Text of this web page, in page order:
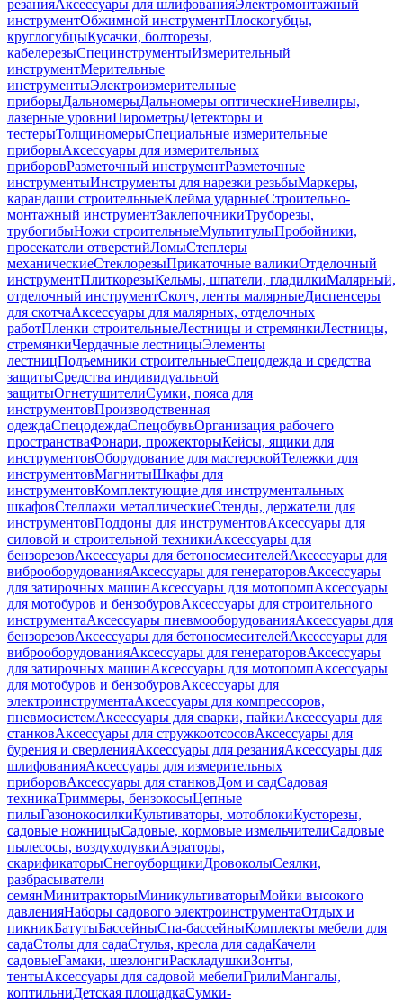
резанияАксессуары для шлифованияЭлектромонтажный
инструментОбжимной инструментПлоскогубцы,
круглогубцыКусачки, болторезы,
кабелерезыСпецинструментыИзмерительный
инструментМерительные
инструментыЭлектроизмерительные
приборыДальномерыДальномеры оптическиеНивелиры,
лазерные уровниПирометрыДетекторы и
тестерыТолщиномерыСпециальные измерительные
приборыАксессуары для измерительных
приборовРазметочный инструментРазметочные
инструментыИнструменты для нарезки резьбыМаркеры,
карандаши строительныеКлейма ударныеСтроительно-
монтажный инструментЗаклепочникиТруборезы,
трубогибыНожи строительныеМультитулыПробойники,
просекатели отверстийЛомыСтеплеры
механическиеСтеклорезыПрикаточные валикиОтделочный
инструментПлиткорезыКельмы, шпатели, гладилкиМалярный,
отделочный инструментСкотч, ленты малярныеДиспенсеры
для скотчаАксессуары для малярных, отделочных
работПленки строительныеЛестницы и стремянкиЛестницы,
стремянкиЧердачные лестницыЭлементы
лестницПодъемники строительныеСпецодежда и средства
защитыСредства индивидуальной
защитыОгнетушителиСумки, пояса для
инструментовПроизводственная
одеждаСпецодеждаСпецобувьОрганизация рабочего
пространстваФонари, прожекторыКейсы, ящики для
инструментовОборудование для мастерскойТележки для
инструментовМагнитыШкафы для
инструментовКомплектующие для инструментальных
шкафовСтеллажи металлическиеСтенды, держатели для
инструментовПоддоны для инструментовАксессуары для
силовой и строительной техникиАксессуары для
бензорезовАксессуары для бетоносмесителейАксессуары для
виброоборудованияАксессуары для генераторовАксессуары
для затирочных машинАксессуары для мотопомпАксессуары
для мотобуров и бензобуровАксессуары для строительного
инструментаАксессуары пневмооборудованияАксессуары для
бензорезовАксессуары для бетоносмесителейАксессуары для
виброоборудованияАксессуары для генераторовАксессуары
для затирочных машинАксессуары для мотопомпАксессуары
для мотобуров и бензобуровАксессуары для
электроинструментаАксессуары для компрессоров,
пневмосистемАксессуары для сварки, пайкиАксессуары для
станковАксессуары для стружкоотсосовАксессуары для
бурения и сверленияАксессуары для резанияАксессуары для
шлифованияАксессуары для измерительных
приборовАксессуары для станковДом и садСадовая
техникаТриммеры, бензокосыЦепные
пилыГазонокосилкиКультиваторы, мотоблокиКусторезы,
садовые ножницыСадовые, кормовые измельчителиСадовые
пылесосы, воздуходувкиАэраторы,
скарификаторыСнегоуборщикиДровоколыСеялки,
разбрасыватели
семянМинитракторыМиникультиваторыМойки высокого
давленияНаборы садового электроинструментаОтдых и
пикникБатутыБассейныСпа-бассейныКомплекты мебели для
садаСтолы для садаСтулья, кресла для садаКачели
садовыеГамаки, шезлонгиРаскладушкиЗонты,
тентыАксессуары для садовой мебелиГрилиМангалы,
коптильниДетская площадкаСумки-